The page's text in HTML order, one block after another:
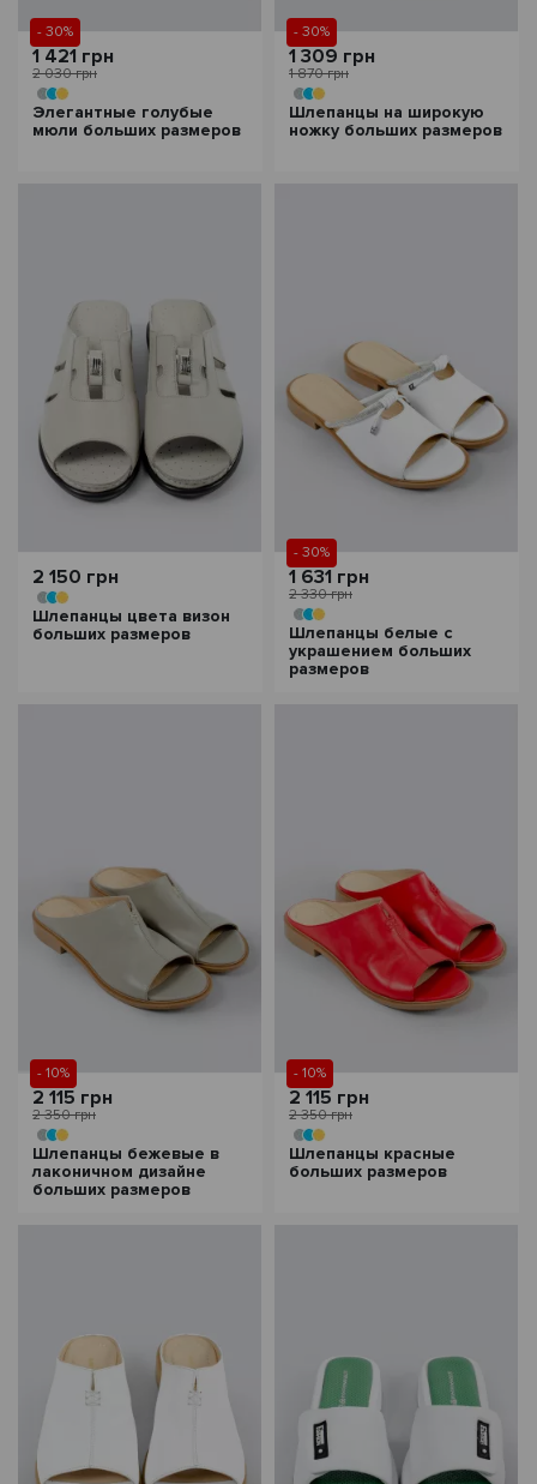
- 30%
1 421 грн
2 030 грн
Элегантные голубые
мюли больших размеров
- 30%
1 309 грн
1 870 грн
Шлепанцы на широкую
ножку больших размеров
2 150 грн
Шлепанцы цвета визон
больших размеров
- 30%
1 631 грн
2 330 грн
Шлепанцы белые с
украшением больших
размеров
- 10%
2 115 грн
2 350 грн
Шлепанцы бежевые в
лаконичном дизайне
больших размеров
- 10%
2 115 грн
2 350 грн
Шлепанцы красные
больших размеров